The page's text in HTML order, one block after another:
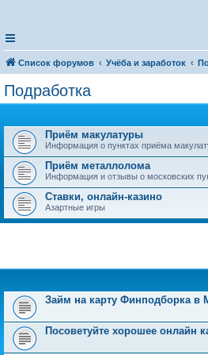
Список форумов Учёба и заработок
Подработка
Приём макулатуры
Информация о пунктах приёма
Приём металлолома
Информация и отзывы о московских
Ставки, онлайн-казино
Азартные игры
Займ на карту Финподборка в
Посоветуйте хорошее онлайн